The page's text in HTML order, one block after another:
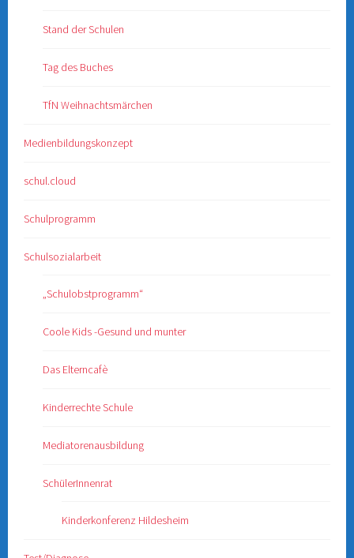
Stand der Schulen
Tag des Buches
TfN Weihnachtsmärchen
Medienbildungskonzept
schul.cloud
Schulprogramm
Schulsozialarbeit
„Schulobstprogramm“
Coole Kids -Gesund und munter
Das Elterncafè
Kinderrechte Schule
Mediatorenausbildung
SchülerInnenrat
Kinderkonferenz Hildesheim